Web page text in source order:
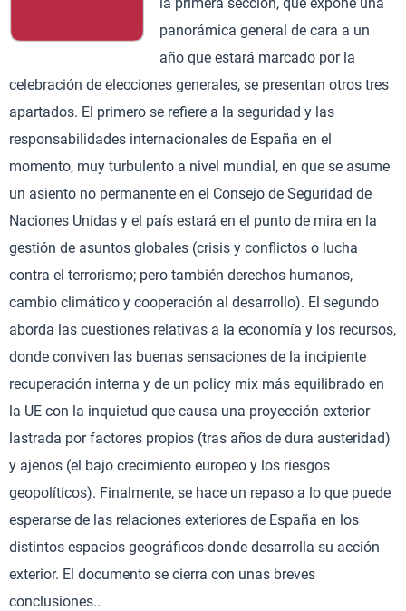
panorámica general de cara a un
año que estará marcado por la
celebración de elecciones generales, se presentan otros tres
apartados. El primero se refiere a la seguridad y las
responsabilidades internacionales de España en el
momento, muy turbulento a nivel mundial, en que se asume
un asiento no permanente en el Consejo de Seguridad de
Naciones Unidas y el país estará en el punto de mira en la
gestión de asuntos globales (crisis y conflictos o lucha
contra el terrorismo; pero también derechos humanos,
cambio climático y cooperación al desarrollo). El segundo
aborda las cuestiones relativas a la economía y los recursos,
donde conviven las buenas sensaciones de la incipiente
recuperación interna y de un policy mix más equilibrado en
la UE con la inquietud que causa una proyección exterior
lastrada por factores propios (tras años de dura austeridad)
y ajenos (el bajo crecimiento europeo y los riesgos
geopolíticos). Finalmente, se hace un repaso a lo que puede
esperarse de las relaciones exteriores de España en los
distintos espacios geográficos donde desarrolla su acción
exterior. El documento se cierra con unas breves
conclusiones..